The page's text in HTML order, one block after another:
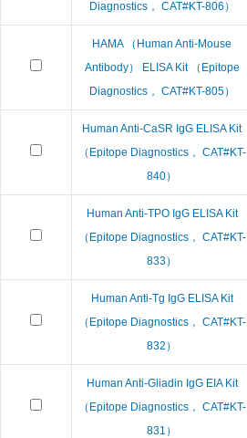
Diagnostics， CAT#KT-806）
HAMA （Human Anti-Mouse
Antibody） ELISA Kit （Epitope
Diagnostics， CAT#KT-805）
Human Anti-CaSR IgG ELISA Kit
（Epitope Diagnostics， CAT#KT-
840）
Human Anti-TPO IgG ELISA Kit
（Epitope Diagnostics， CAT#KT-
833）
Human Anti-Tg IgG ELISA Kit
（Epitope Diagnostics， CAT#KT-
832）
Human Anti-Gliadin IgG EIA Kit
（Epitope Diagnostics， CAT#KT-
831）